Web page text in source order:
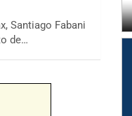
Santiago Fabani
de…